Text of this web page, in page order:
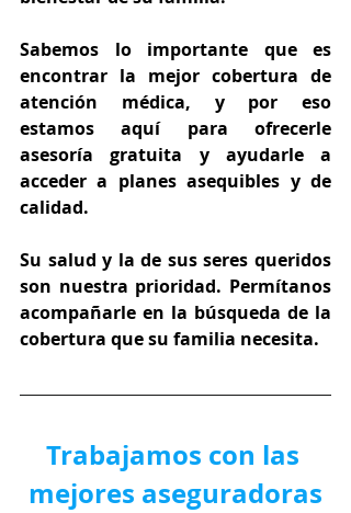
Sabemos lo importante que es
encontrar la mejor cobertura de
atención médica, y por eso
estamos aquí para ofrecerle
asesoría gratuita y ayudarle a
acceder a planes asequibles y de
calidad.
Su salud y la de sus seres queridos
son nuestra prioridad. Permítanos
acompañarle en la búsqueda de la
cobertura que su familia necesita.
Trabajamos con las
mejores aseguradoras